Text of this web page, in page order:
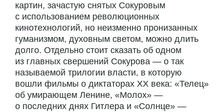
картин, зачастую снятых Сокуровым
с использованием революционных
кинотехнологий, но неизменно пронизанных
гуманизмом, духовным светом, можно длить
долго. Отдельно стоит сказать об одном
из главных свершений Сокурова — о так
называемой трилогии власти, в которую
вошли фильмы о диктаторах ХХ века: «Телец»
об умирающем Ленине, «Молох» —
о последних днях Гитлера и «Солнце» —